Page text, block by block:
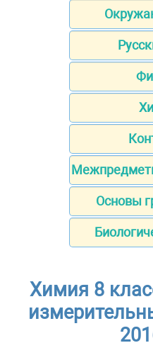
Основы
Химия 8